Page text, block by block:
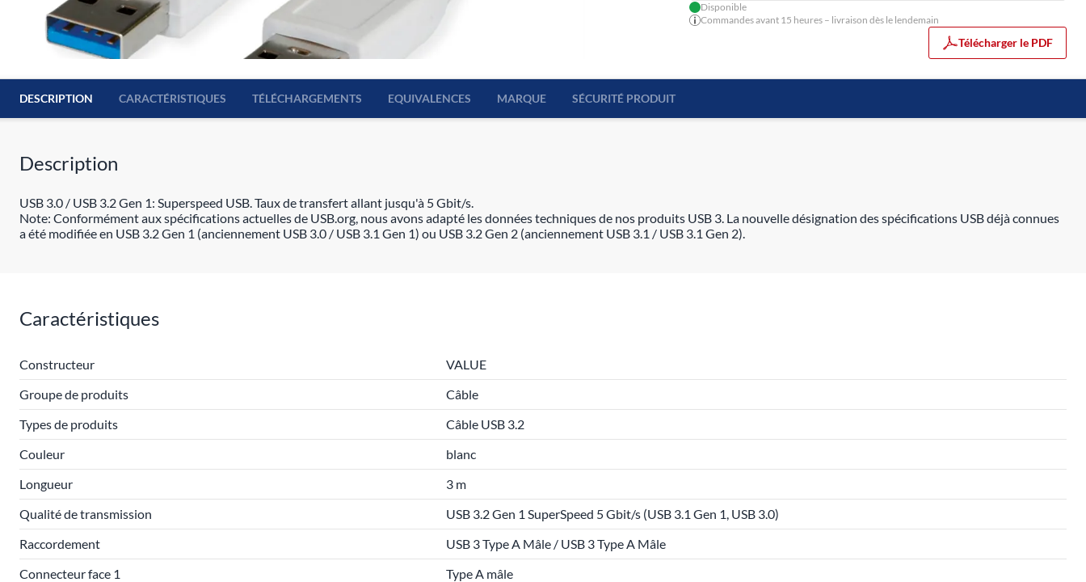
Disponible
Commandes avant 15 heures – livraison dès le lendemain
Télécharger le PDF
DESCRIPTION CARACTÉRISTIQUES TÉLÉCHARGEMENTS EQUIVALENCES MARQUE SÉCURITÉ PRODUIT
Description
USB 3.0 / USB 3.2 Gen 1: Superspeed USB. Taux de transfert allant jusqu'à 5 Gbit/s.
Note: Conformément aux spécifications actuelles de USB.org, nous avons adapté les données techniques de nos produits USB 3. La nouvelle désignation des spécifications USB déjà connues
a été modifiée en USB 3.2 Gen 1 (anciennement USB 3.0 / USB 3.1 Gen 1) ou USB 3.2 Gen 2 (anciennement USB 3.1 / USB 3.1 Gen 2).
Caractéristiques
Constructeur
VALUE
Groupe de produits
Câble
Types de produits
Câble USB 3.2
Couleur
blanc
Longueur
3 m
Qualité de transmission
USB 3.2 Gen 1 SuperSpeed 5 Gbit/s (USB 3.1 Gen 1, USB 3.0)
Raccordement
USB 3 Type A Mâle / USB 3 Type A Mâle
Connecteur face 1
Type A mâle